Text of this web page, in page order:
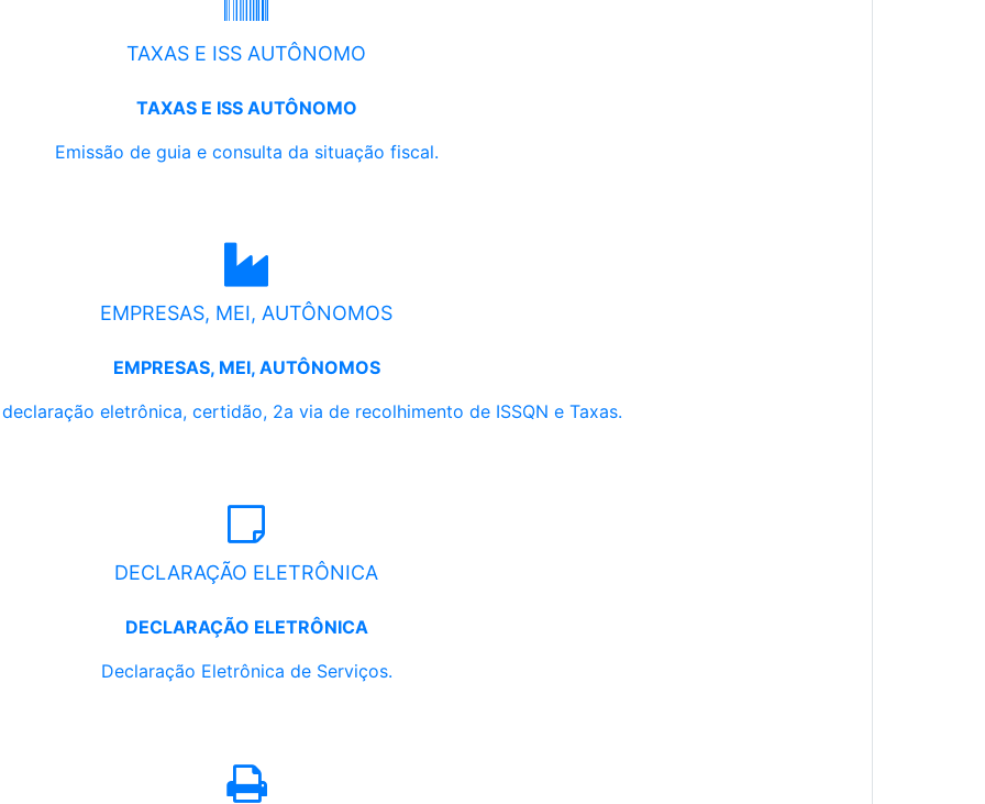
TAXAS E ISS AUTÔNOMO
TAXAS E ISS AUTÔNOMO
Emissão de guia e consulta da situação fiscal.
EMPRESAS, MEI, AUTÔNOMOS
EMPRESAS, MEI, AUTÔNOMOS
eletrônica, certidão, 2a via de recolhimento de ISSQN e Taxas.
DECLARAÇÃO ELETRÔNICA
DECLARAÇÃO ELETRÔNICA
Declaração Eletrônica de Serviços.